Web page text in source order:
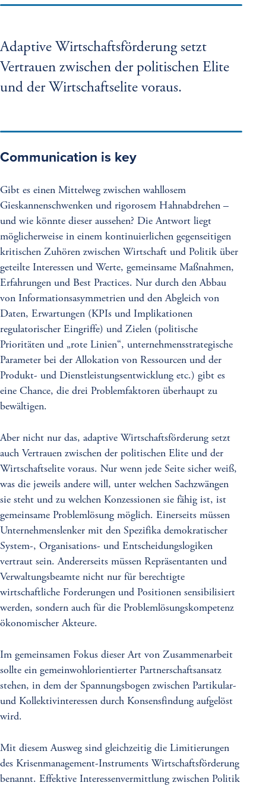
Adaptive Wirtschaftsförderung setzt
Vertrauen zwischen der politischen Elite
und der Wirtschaftselite voraus.
Communication is key
Gibt es einen Mittelweg zwischen wahllosem
Gieskannenschwenken und rigorosem Hahnabdrehen –
und wie könnte dieser aussehen? Die Antwort liegt
möglicherweise in einem kontinuierlichen gegenseitigen
kritischen Zuhören zwischen Wirtschaft und Politik über
geteilte Interessen und Werte, gemeinsame Maßnahmen,
Erfahrungen und Best Practices. Nur durch den Abbau
von Informationsasymmetrien und den Abgleich von
Daten, Erwartungen (KPIs und Implikationen
regulatorischer Eingriffe) und Zielen (politische
Prioritäten und „rote Linien“, unternehmensstrategische
Parameter bei der Allokation von Ressourcen und der
Produkt- und Dienstleistungsentwicklung etc.) gibt es
eine Chance, die drei Problemfaktoren überhaupt zu
bewältigen.
Aber nicht nur das, adaptive Wirtschaftsförderung setzt
auch Vertrauen zwischen der politischen Elite und der
Wirtschaftselite voraus. Nur wenn jede Seite sicher weiß,
was die jeweils andere will, unter welchen Sachzwängen
sie steht und zu welchen Konzessionen sie fähig ist, ist
gemeinsame Problemlösung möglich. Einerseits müssen
Unternehmenslenker mit den Spezifika demokratischer
System-, Organisations- und Entscheidungslogiken
vertraut sein. Andererseits müssen Repräsentanten und
Verwaltungsbeamte nicht nur für berechtigte
wirtschaftliche Forderungen und Positionen sensibilisiert
werden, sondern auch für die Problemlösungskompetenz
ökonomischer Akteure.
Im gemeinsamen Fokus dieser Art von Zusammenarbeit
sollte ein gemeinwohlorientierter Partnerschaftsansatz
stehen, in dem der Spannungsbogen zwischen Partikular-
und Kollektivinteressen durch Konsensfindung aufgelöst
wird.
Mit diesem Ausweg sind gleichzeitig die Limitierungen
des Krisenmanagement-Instruments Wirtschaftsförderung
benannt. Effektive Interessenvermittlung zwischen Politik